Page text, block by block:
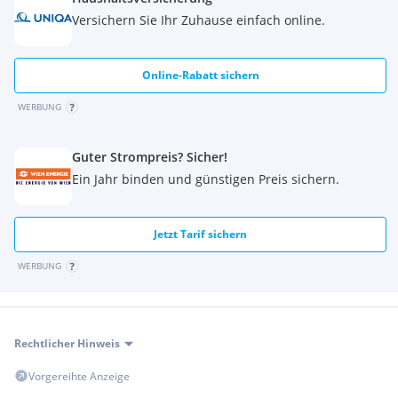
Provision: 3 Bruttomonatsmieten
Ausstattung:
Doppelboden
Teeküchenanschlüsse, tlw. eingerichtet
Radiatoren
Zutrittskontrolle
Portier
Versichern Sie Ihr Zuhause einfach online.
Online-Rabatt sichern
WERBUNG
Guter Strompreis? Sicher!
Ein Jahr binden und günstigen Preis sichern.
Jetzt Tarif sichern
WERBUNG
Rechtlicher Hinweis
Vorgereihte Anzeige